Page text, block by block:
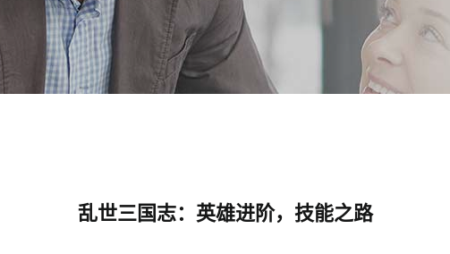
乱世三国志：英雄进阶，技能之路